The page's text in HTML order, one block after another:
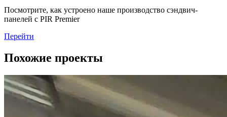
Посмотрите, как устроено наше производство сэндвич-
панелей с PIR Premier
Перейти
Похожие проекты